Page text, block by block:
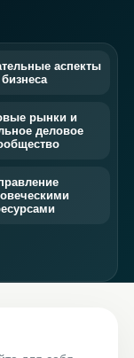
аспекты
бизнеса
рынки и
деловое